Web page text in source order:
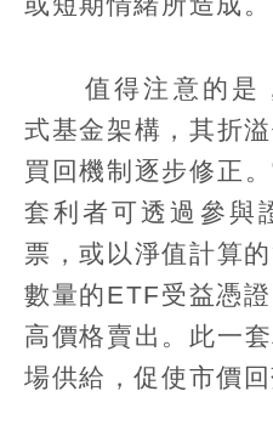
值得注意的是
式基金架構，其折
買回機制逐步修正
套利者可透過參與
票，或以淨值計算
數量的ETF受益憑
高價格賣出。此一
場供給，促使市價回